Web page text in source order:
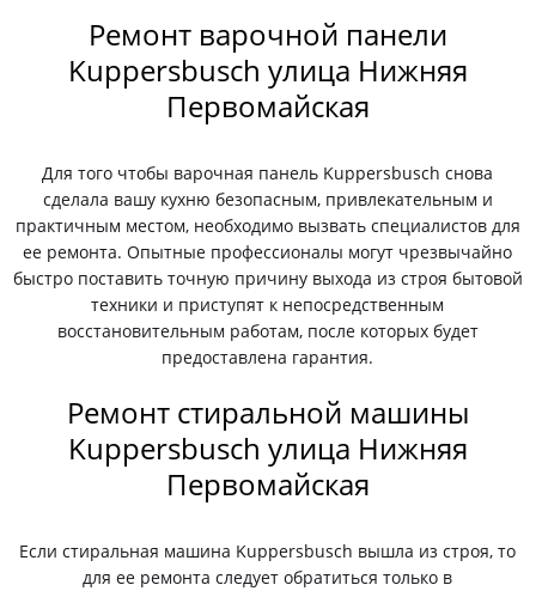
Ремонт варочной панели
Kuppersbusch улица Нижняя
Первомайская
Для того чтобы варочная панель Kuppersbusch снова
сделала вашу кухню безопасным, привлекательным и
практичным местом, необходимо вызвать специалистов для
ее ремонта. Опытные профессионалы могут чрезвычайно
быстро поставить точную причину выхода из строя бытовой
техники и приступят к непосредственным
восстановительным работам, после которых будет
предоставлена гарантия.
Ремонт стиральной машины
Kuppersbusch улица Нижняя
Первомайская
Если стиральная машина Kuppersbusch вышла из строя, то
для ее ремонта следует обратиться только в